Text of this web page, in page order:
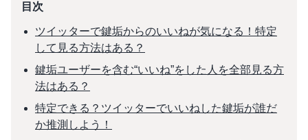
目次
ツイッターで鍵垢からのいいねが気になる！特定
して見る方法はある？
鍵垢ユーザーを含む“いいね”をした人を全部見る方
法はある？
特定できる？ツイッターでいいねした鍵垢が誰だ
か推測しよう！